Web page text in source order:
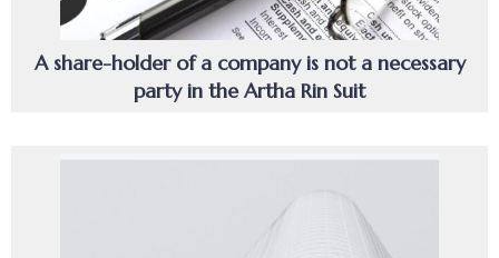
A share-holder of a company is not a necessary
party in the Artha Rin Suit